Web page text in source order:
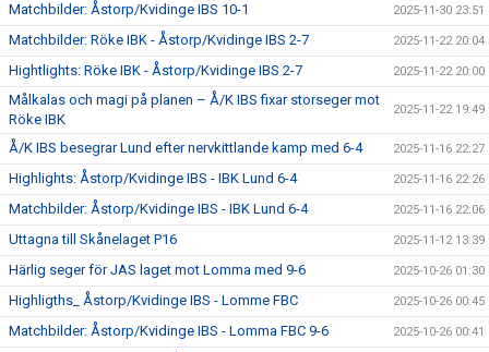
Matchbilder: Åstorp/Kvidinge IBS 10-1 2025-11-30 23:51
Matchbilder: Röke IBK - Åstorp/Kvidinge IBS 2-7 2025-11-22 20:04
Hightlights: Röke IBK - Åstorp/Kvidinge IBS 2-7 2025-11-22 20:00
Målkalas och magi på planen – Å/K IBS fixar storseger mot
Röke IBK
2025-11-22 19:49
Å/K IBS besegrar Lund efter nervkittlande kamp med 6-4 2025-11-16 22:27
Highlights: Åstorp/Kvidinge IBS - IBK Lund 6-4 2025-11-16 22:26
Matchbilder: Åstorp/Kvidinge IBS - IBK Lund 6-4 2025-11-16 22:06
Uttagna till Skånelaget P16 2025-11-12 13:39
Härlig seger för JAS laget mot Lomma med 9-6 2025-10-26 01:30
Highligths_ Åstorp/Kvidinge IBS - Lomme FBC 2025-10-26 00:45
Matchbilder: Åstorp/Kvidinge IBS - Lomma FBC 9-6 2025-10-26 00:41